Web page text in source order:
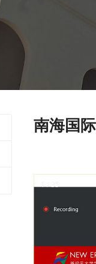
南海国
1 / 35